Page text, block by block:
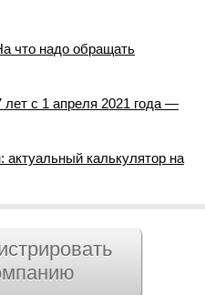
что надо обращать
лет с 1 апреля 2021 года —
актуальный калькулятор на